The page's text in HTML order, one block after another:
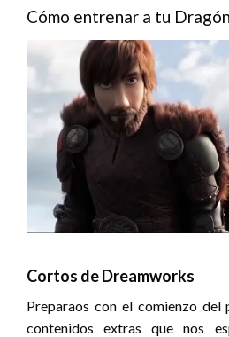
Cómo entrenar a tu
Cortos de Dreamworks
Preparaos con el comienzo del
contenidos extras que nos